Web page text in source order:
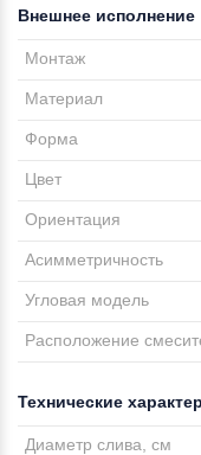
Внешнее исполнение
Монтаж
Материал
Форма
Цвет
Ориентация
Асимметричность
Угловая модель
Расположение
Технические
Диаметр слива, см